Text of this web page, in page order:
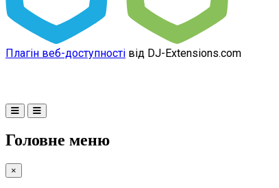
Плагін веб-доступності від DJ-Extensions.com
Головне меню
×